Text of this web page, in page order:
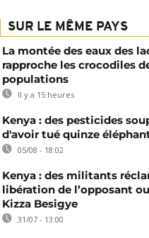
SUR LE MÊME PAYS
La montée des eaux des
rapproche les crocodiles
populations
Il y a 15 heures
Kenya : des pesticides
d'avoir tué quinze
05/08 - 18:02
Kenya : des militants
libération de l’opposant
Kizza Besigye
31/07 - 13:00